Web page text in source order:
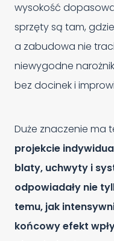
wysokość
sprzęty są tam,
a zabudowa nie
niewygodne
bez docinek i
Duże znaczenie ma
projekcie
blaty, uchwyty i
odpowiadały nie
temu, jak
końcowy efekt